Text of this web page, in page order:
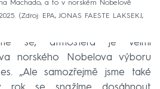
Machado, a to v norském Nobelově
Zdroj: EPA, JONAS FAESTE LAKSEKJ,
se, atmosféra je velmi
norského Nobelova výboru
„Ale samozřejmě jsme také